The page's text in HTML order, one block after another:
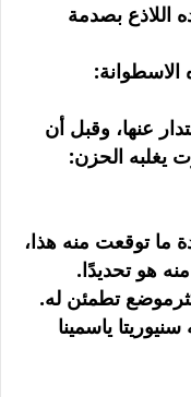
اللاذع بصدمة
عنها، وقبل أن
يغلبه الحزن:
توقعت منه هذا،
هو تحديدًا.
تطمئن له.
ياسمينا